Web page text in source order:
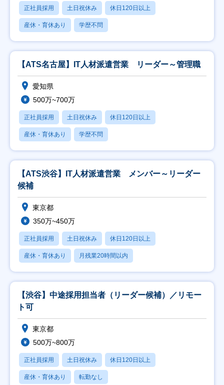
正社員採用 土日祝休み 休日120日以上
産休・育休あり 学歴不問
【ATS名古屋】IT人材派遣営業 リーダー～管理職
愛知県
500万~700万
正社員採用 土日祝休み 休日120日以上
産休・育休あり 学歴不問
【ATS渋谷】IT人材派遣営業 メンバー～リーダー
候補
東京都
350万~450万
正社員採用 土日祝休み 休日120日以上
産休・育休あり 月残業20時間以内
【渋谷】中途採用担当者（リーダー候補）／リモー
ト可
東京都
500万~800万
正社員採用 土日祝休み 休日120日以上
産休・育休あり 転勤なし